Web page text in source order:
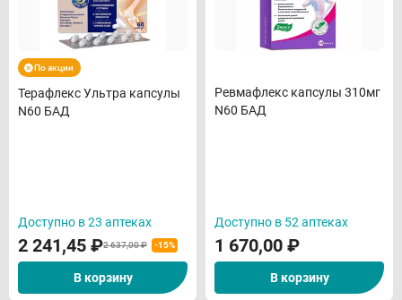
По акции
Терафлекс Ультра капсулы
N60 БАД
Доступно в 23 аптеках
2 637,00 ₽
2 241,45 ₽ -15%
В корзину
Ревмафлекс капсулы 310мг
N60 БАД
Доступно в 52 аптеках
1 670,00 ₽
В корзину